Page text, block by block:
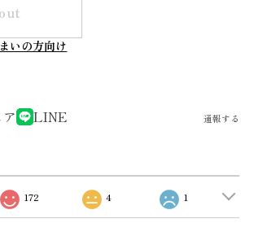
いの方向け
LINE 通報する
172 4 1